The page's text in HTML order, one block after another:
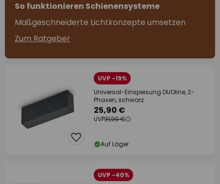
So funktionieren Schienensysteme
Maßgeschneiderte Lichtkonzepte umsetzen
Zum Ratgeber
UVP -19%
Universal-Einspeisung DUOline, 2-
Phasen, schwarz
25,90 €
UVP31,99 €
Auf Lager
UVP -40%